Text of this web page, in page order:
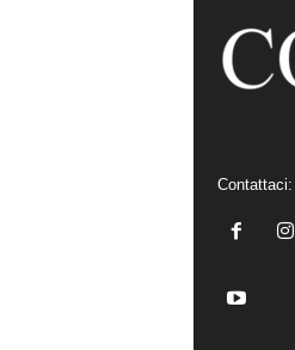
Contattaci: